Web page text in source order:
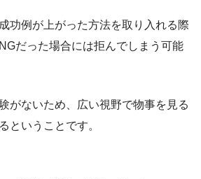
功例が上がった方法を取り入れる際
だった場合には拒んでしまう可能
がないため、広い視野で物事を見る
ということです。